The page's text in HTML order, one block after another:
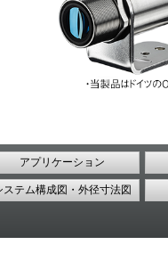
アプリケーション
ステム構成図・外径寸法図